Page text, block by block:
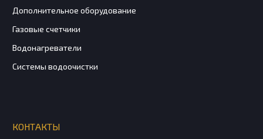
Дополнительное оборудование
Газовые счетчики
Водонагреватели
Системы водоочистки
КОНТАКТЫ